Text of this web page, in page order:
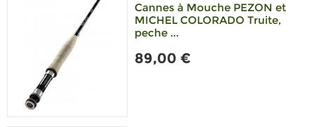
Cannes à Mouche PEZON et
MICHEL COLORADO Truite,
peche ...
89,00 €